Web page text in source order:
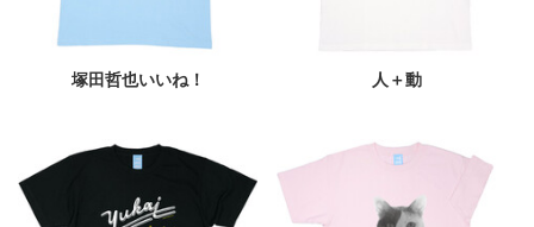
塚田哲也いいね！ 人＋動